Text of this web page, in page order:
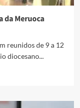
da Meruoca
reunidos de 9 a 12
diocesano...